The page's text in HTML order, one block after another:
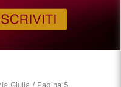
Giulia / Pagina 5